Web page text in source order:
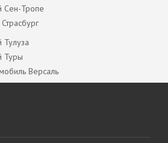
Сен-Тропе
Тулуза
Туры
Версаль